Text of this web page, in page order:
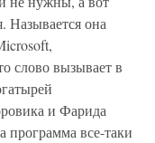
Называется она
слово вызывает в
и Фарида
программа все-таки